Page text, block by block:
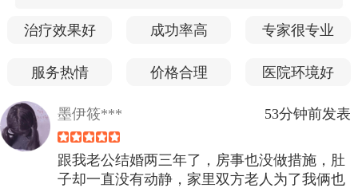
治疗效果好 成功率高 专家很专业
服务热情 价格合理 医院环境好
墨伊筱*** 53分钟前发表
跟我老公结婚两三年了，房事也没做措施，肚
子却一直没有动静，家里双方老人为了我俩也